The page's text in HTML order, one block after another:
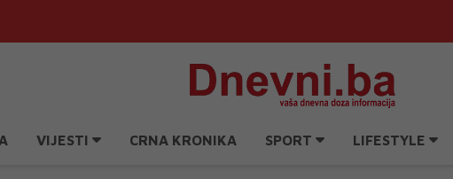
VIJESTI CRNA KRONIKA SPORT LIFESTYLE